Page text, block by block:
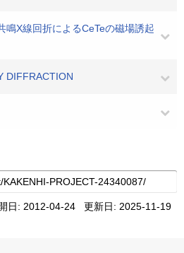
鳴X線回折によるCeTeの磁場誘起
DIFFRACTION
日: 2012-04-24 更新日: 2025-11-19